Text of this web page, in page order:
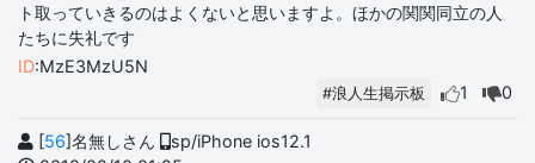
ト取っていきるのはよくないと思いますよ。ほかの関関同立の人
たちに失礼です
ID:MzE3MzU5N
#浪人生掲示板 1 0
[56]名無しさん
sp/iPhone ios12.1